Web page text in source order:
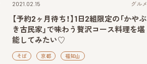
2021.02.15 グルメ
【予約2ヶ月待ち！】1日2組限定の「かやぶ
き古民家」で味わう贅沢コース料理を堪
能してみたい♡
そば 京都 福知山